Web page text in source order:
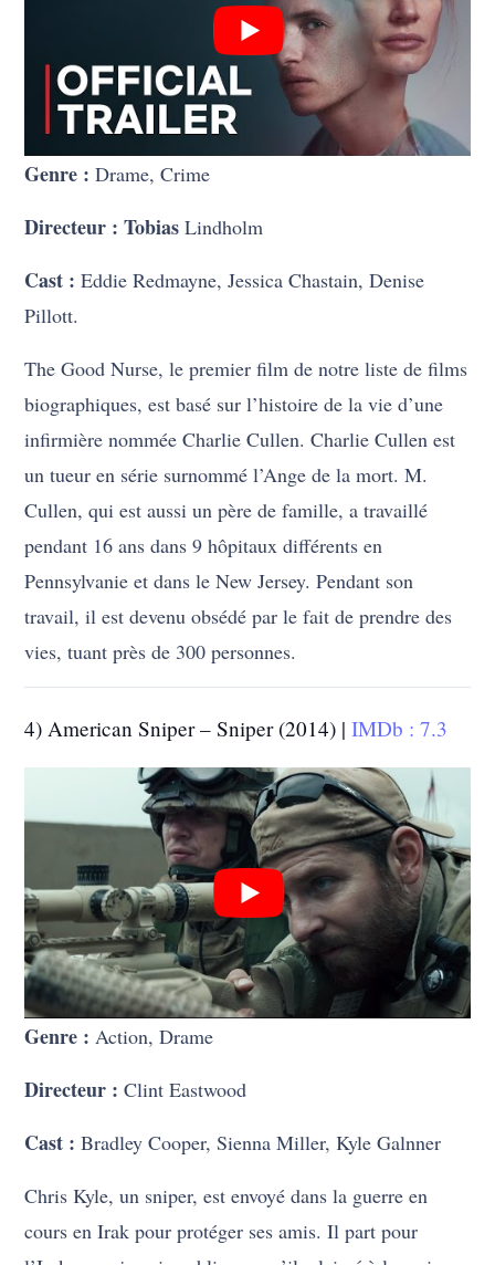
Genre :Drame, Crime
Directeur : TobiasLindholm
Cast :Eddie Redmayne, Jessica Chastain, Denise
Pillott.
The Good Nurse, le premier film de notre liste de films
biographiques, est basé sur l’histoire de la vie d’une
infirmière nommée Charlie Cullen. Charlie Cullen est
un tueur en série surnommé l’Ange de la mort. M.
Cullen, qui est aussi un père de famille, a travaillé
pendant 16 ans dans 9 hôpitaux différents en
Pennsylvanie et dans le New Jersey. Pendant son
travail, il est devenu obsédé par le fait de prendre des
vies, tuant près de 300 personnes.
4) American Sniper – Sniper (2014) |IMDb : 7.3
Genre :Action, Drame
Directeur :Clint Eastwood
Cast :Bradley Cooper, Sienna Miller, Kyle Galnner
Chris Kyle, un sniper, est envoyé dans la guerre en
cours en Irak pour protéger ses amis. Il part pour